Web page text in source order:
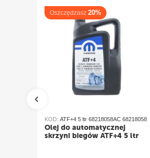
1996 - 1997 Grand Voyager
1996 - 2000 Voyager
silniki 2.0 i 2.4
Oszczędzasz 20%
KOD: ATF+4 5 ltr 68218058AC 68218058
Olej do automatycznej
skrzyni biegów ATF+4 5 ltr